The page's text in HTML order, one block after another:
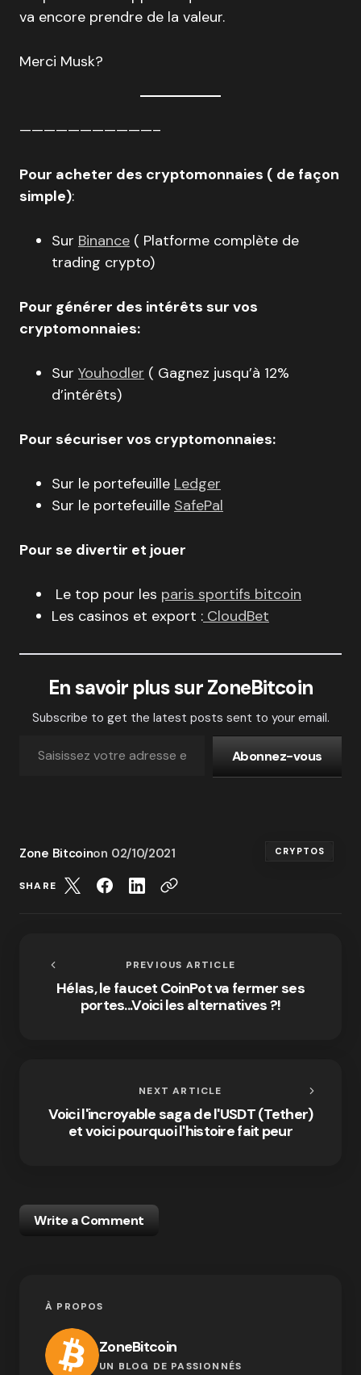
va encore prendre de la valeur.
Merci Musk?
———————————–
Pour acheter des cryptomonnaies ( de façon
simple):
Sur Binance ( Platforme complète de
trading crypto)
Pour générer des intérêts sur vos
cryptomonnaies:
Sur Youhodler ( Gagnez jusqu’à 12%
d’intérêts)
Pour sécuriser vos cryptomonnaies:
Sur le portefeuille Ledger
Sur le portefeuille SafePal
Pour se divertir et jouer
Le top pour les paris sportifs bitcoin
Les casinos et export : CloudBet
En savoir plus sur ZoneBitcoin
Subscribe to get the latest posts sent to your email.
Abonnez-vous
Zone Bitcoinon 02/10/2021 CRYPTOS
SHARE
PREVIOUS ARTICLE
Hélas, le faucet CoinPot va fermer ses
portes...Voici les alternatives ?!
NEXT ARTICLE
Voici l'incroyable saga de l'USDT (Tether)
et voici pourquoi l'histoire fait peur
Write a Comment
À PROPOS
ZoneBitcoin
UN BLOG DE PASSIONNÉS